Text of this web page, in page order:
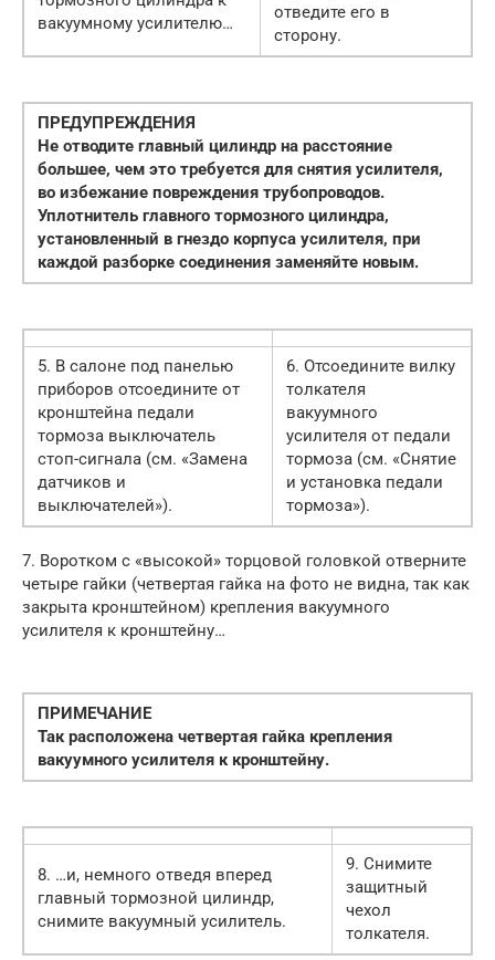
вакуумному усилителю…
отведите его в
сторону.
ПРЕДУПРЕЖДЕНИЯ
Не отводите главный цилиндр на расстояние
большее, чем это требуется для снятия усилителя,
во избежание повреждения трубопроводов.
Уплотнитель главного тормозного цилиндра,
установленный в гнездо корпуса усилителя, при
каждой разборке соединения заменяйте новым.
5. В салоне под панелью
приборов отсоедините от
кронштейна педали
тормоза выключатель
стоп-сигнала (см. «Замена
датчиков и
выключателей»).
6. Отсоедините вилку
толкателя
вакуумного
усилителя от педали
тормоза (см. «Снятие
и установка педали
тормоза»).
7. Воротком с «высокой» торцовой головкой отверните
четыре гайки (четвертая гайка на фото не видна, так как
закрыта кронштейном) крепления вакуумного
усилителя к кронштейну…
ПРИМЕЧАНИЕ
Так расположена четвертая гайка крепления
вакуумного усилителя к кронштейну.
8. …и, немного отведя вперед
главный тормозной цилиндр,
снимите вакуумный усилитель.
9. Снимите
защитный
чехол
толкателя.